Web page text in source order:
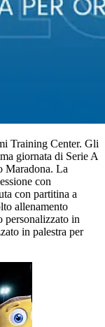
Training Center. Gli
giornata di Serie A
Maradona. La
con
con partitina a
allenamento
personalizzato in
in palestra per